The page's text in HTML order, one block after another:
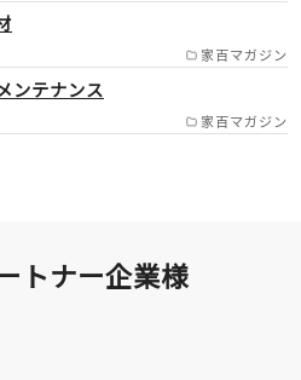
家百マガジン
家百マガジン
ンテナンス
トナー企業様